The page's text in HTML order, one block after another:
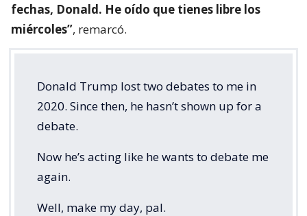
fechas, Donald. He oído que tienes libre los
miércoles”, remarcó.
Donald Trump lost two debates to me in
2020. Since then, he hasn’t shown up for a
debate.
Now he’s acting like he wants to debate me
again.
Well, make my day, pal.